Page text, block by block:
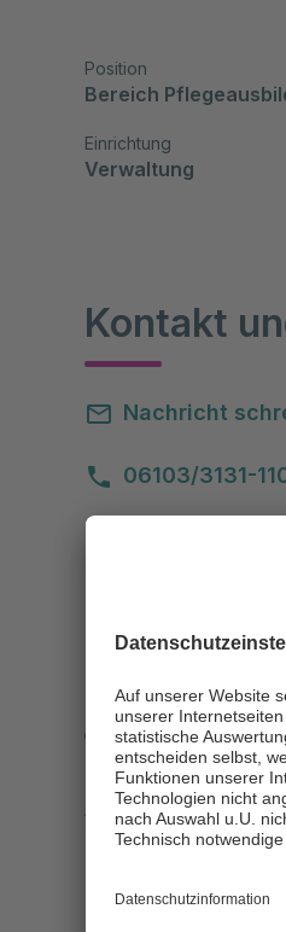
Position
Bereich
Einrichtung
Verwaltung
Kontakt
Nachricht
06103/3131-
Kliniken
Asklepios
Verwaltung